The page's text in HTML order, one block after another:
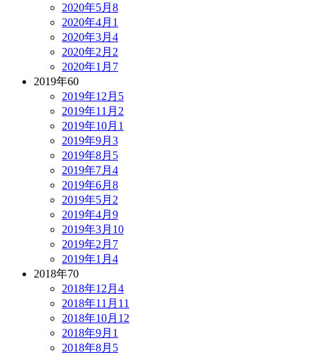
2020年5月 8
2020年4月 1
2020年3月 4
2020年2月 2
2020年1月 7
2019年60
2019年12月 5
2019年11月 2
2019年10月 1
2019年9月 3
2019年8月 5
2019年7月 4
2019年6月 8
2019年5月 2
2019年4月 9
2019年3月 10
2019年2月 7
2019年1月 4
2018年70
2018年12月 4
2018年11月 11
2018年10月 12
2018年9月 1
2018年8月 5